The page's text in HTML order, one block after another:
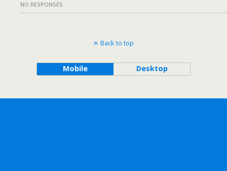
NO RESPONSES
Back to top
Mobile Desktop